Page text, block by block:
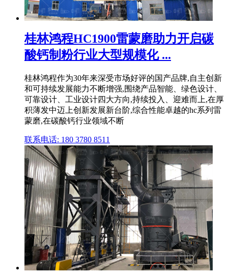
桂林鸿程HC1900雷蒙磨助力开启碳
酸钙制粉行业大型规模化 ...
桂林鸿程作为30年来深受市场好评的国产品牌,自主创新
和可持续发展能力不断增强,围绕产品智能、绿色设计、
可靠设计、工业设计四大方向,持续投入、迎难而上,在厚
积薄发中迈上创新发展新台阶,综合性能卓越的hc系列雷
蒙磨,在碳酸钙行业领域不断
联系电话: 180 3780 8511